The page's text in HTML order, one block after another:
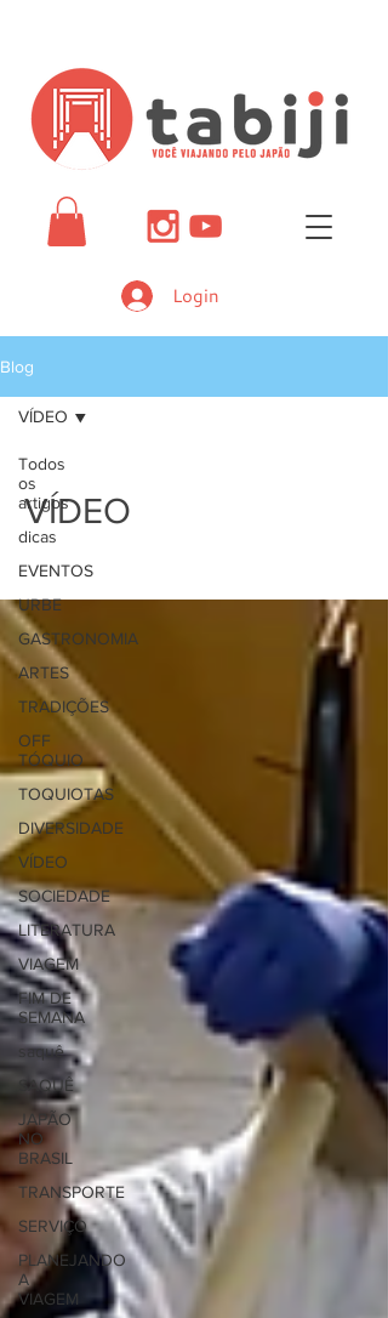
Login
Blog
Todos
os
artigos
dicas
EVENTOS
URBE
GASTRONOMIA
ARTES
TRADIÇÕES
OFF
TÓQUIO
TOQUIOTAS
DIVERSIDADE
VÍDEO
SOCIEDADE
LITERATURA
VIAGEM
FIM DE
SEMANA
saquê
SAQUÊ
JAPÃO
NO
BRASIL
TRANSPORTE
SERVIÇO
PLANEJANDO
A
VIAGEM
VÍDEO
VÍDEO